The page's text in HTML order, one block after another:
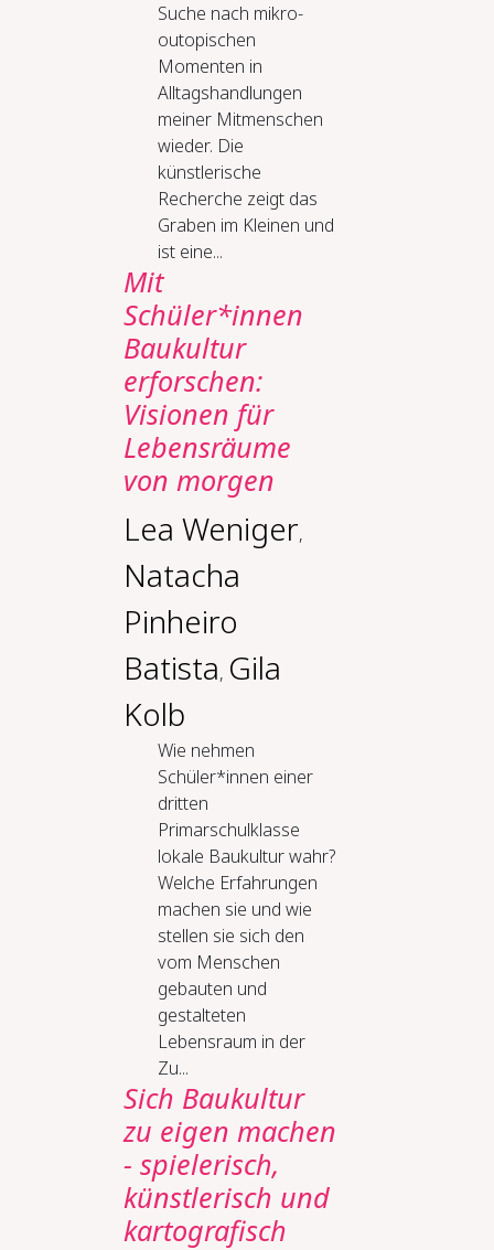
Suche nach mikro-
outopischen
Momenten in
Alltagshandlungen
meiner Mitmenschen
wieder. Die
künstlerische
Recherche zeigt das
Graben im Kleinen und
ist eine...
Mit
Schüler*innen
Baukultur
erforschen:
Visionen für
Lebensräume
von morgen
Lea Weniger,
Natacha
Pinheiro
Batista, Gila
Kolb
Wie nehmen
Schüler*innen einer
dritten
Primarschulklasse
lokale Baukultur wahr?
Welche Erfahrungen
machen sie und wie
stellen sie sich den
vom Menschen
gebauten und
gestalteten
Lebensraum in der
Zu...
Sich Baukultur
zu eigen machen
- spielerisch,
künstlerisch und
kartografisch